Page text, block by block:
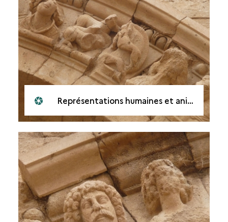
Représentations humaines et animalières, Hatra, Irak, en 2010